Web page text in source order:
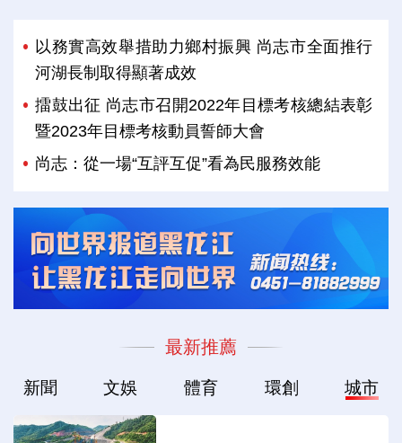
以務實高效舉措助力鄉村振興 尚志市全面推行
河湖長制取得顯著成效
擂鼓出征 尚志市召開2022年目標考核總結表彰
暨2023年目標考核動員誓師大會
尚志：從一場“互評互促”看為民服務效能
最新推薦
新聞 文娛 體育 環創 城市